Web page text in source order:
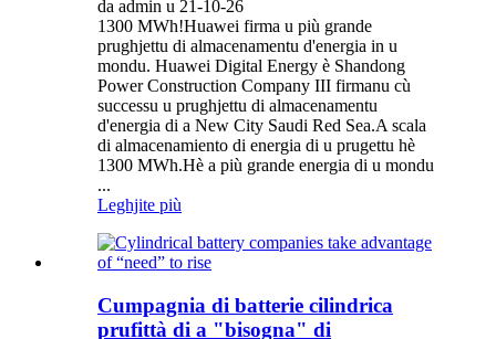
da admin u 21-10-26
1300 MWh!Huawei firma u più grande
prughjettu di almacenamentu d'energia in u
mondu. Huawei Digital Energy è Shandong
Power Construction Company III firmanu cù
successu u prughjettu di almacenamentu
d'energia di a New City Saudi Red Sea.A scala
di almacenamiento di energia di u prugettu hè
1300 MWh.Hè a più grande energia di u mondu
...
Leghjite più
Cumpagnia di batterie cilindrica
prufittà di a "bisogna" di